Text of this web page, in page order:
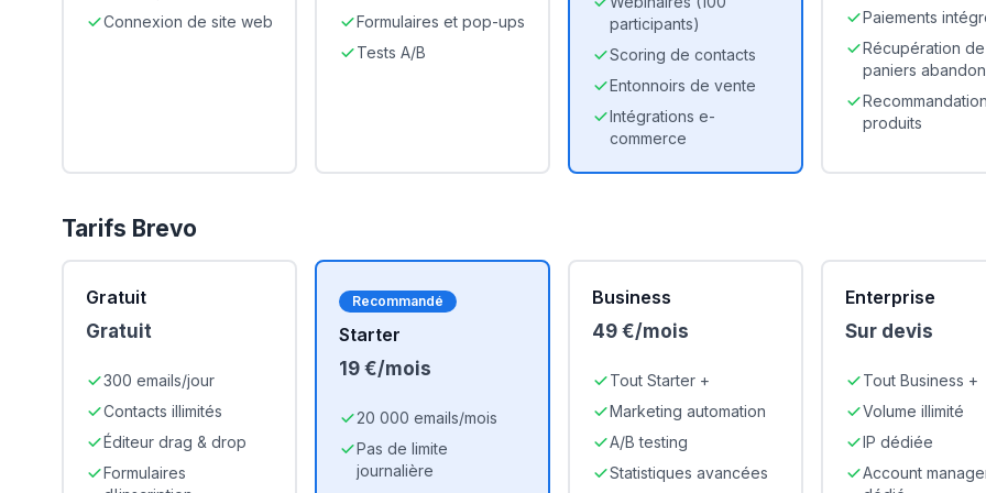
Connexion de site web
Formulaires et pop-ups
Tests A/B
participants)
Scoring de contacts
Entonnoirs de vente
Intégrations e-
commerce
Paiements
Récupération de
paniers
produits
Tarifs Brevo
Gratuit
Gratuit
300 emails/jour
Contacts illimités
Éditeur drag & drop
Formulaires
Recommandé
Starter
19 €/mois
20 000 emails/mois
Pas de limite
journalière
Business
49 €/mois
Tout Starter +
Marketing automation
A/B testing
Statistiques avancées
Enterprise
Sur devis
Tout Business +
Volume illimité
IP dédiée
Account